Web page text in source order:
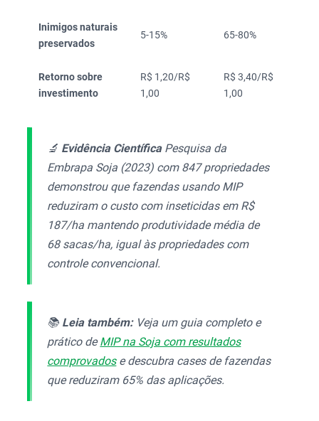
Inimigos naturais
preservados
5-15% 65-80%
Retorno sobre
investimento
R$ 1,20/R$
1,00
R$ 3,40/R$
1,00
🔬 Evidência CientíficaPesquisa da
Embrapa Soja (2023) com 847 propriedades
demonstrou que fazendas usando MIP
reduziram o custo com inseticidas em R$
187/ha mantendo produtividade média de
68 sacas/ha, igual às propriedades com
controle convencional.
📚 Leia também:Veja um guia completo e
prático deMIP na Soja com resultados
comprovadose descubra cases de fazendas
que reduziram 65% das aplicações.